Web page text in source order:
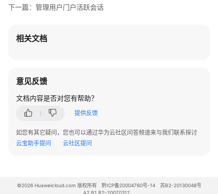
导
用
户
置
用
门
户
持
下一篇：管理用户门户活跃会话
相关文档
意见反馈
文档内容是否对您有帮助？
提供反馈
如您有其它疑问，您也可以通过华为云社区问答频道来与我们联系探讨
云宝助手提问
云社区提问
©2026 Huaweicloud.com 版权所有 黔ICP备20004760号-14
苏B2-20130048号
A2.B1.B2-20070312